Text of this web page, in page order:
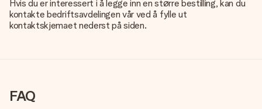
Hvis du er interessert i å legge inn en større bestilling, kan du
kontakte bedriftsavdelingen vår ved å fylle ut
kontaktskjemaet nederst på siden.
FAQ